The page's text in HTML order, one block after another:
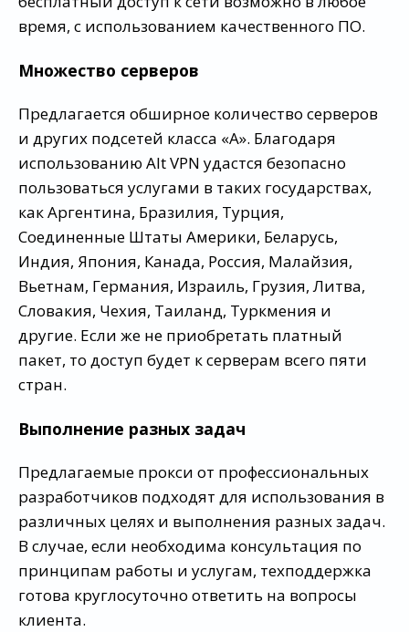
время, с использованием качественного ПО.
Множество серверов
Предлагается обширное количество серверов
и других подсетей класса «А». Благодаря
использованию Alt VPN удастся безопасно
пользоваться услугами в таких государствах,
как Аргентина, Бразилия, Турция,
Соединенные Штаты Америки, Беларусь,
Индия, Япония, Канада, Россия, Малайзия,
Вьетнам, Германия, Израиль, Грузия, Литва,
Словакия, Чехия, Таиланд, Туркмения и
другие. Если же не приобретать платный
пакет, то доступ будет к серверам всего пяти
стран.
Выполнение разных задач
Предлагаемые прокси от профессиональных
разработчиков подходят для использования в
различных целях и выполнения разных задач.
В случае, если необходима консультация по
принципам работы и услугам, техподдержка
готова круглосуточно ответить на вопросы
клиента.